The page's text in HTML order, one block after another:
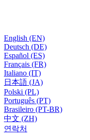
English (EN)
Deutsch (DE)
Español (ES)
Français (FR)
Italiano (IT)
日本語 (JA)
Polski (PL)
Português (PT)
Brasileiro (PT-BR)
中文 (ZH)
연락처